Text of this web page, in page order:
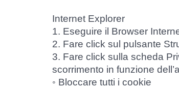
Internet Explorer
1. Eseguire il Browser
2. Fare click sul pulsante
3. Fare click sulla scheda
scorrimento in funzione
◦ Bloccare tutti i cookie